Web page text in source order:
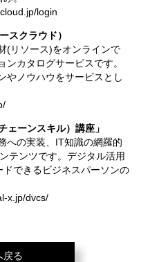
login
スクラウド）
(リソース)をオンラインで
カタログサービスです。
やノウハウをサービスとし
ェーンスキル）講座」
への実装、IT知識の網羅的
テンツです。デジタル活用
できるビジネスパーソンの
x.jp/dvcs/
戻る